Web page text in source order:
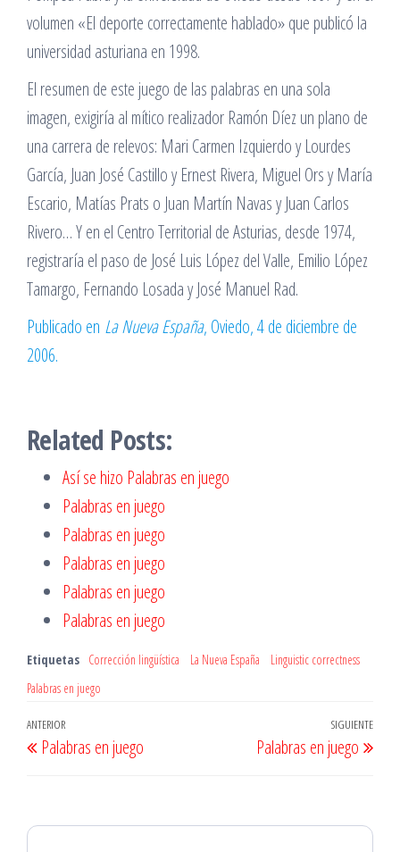
volumen «El deporte correctamente hablado» que publicó la
universidad asturiana en 1998.
El resumen de este juego de las palabras en una sola
imagen, exigiría al mítico realizador Ramón Díez un plano de
una carrera de relevos: Mari Carmen Izquierdo y Lourdes
García, Juan José Castillo y Ernest Rivera, Miguel Ors y María
Escario, Matías Prats o Juan Martín Navas y Juan Carlos
Rivero… Y en el Centro Territorial de Asturias, desde 1974,
registraría el paso de José Luis López del Valle, Emilio López
Tamargo, Fernando Losada y José Manuel Rad.
Publicado en La Nueva España, Oviedo, 4 de diciembre de
2006.
Related Posts:
Así se hizo Palabras en juego
Palabras en juego
Palabras en juego
Palabras en juego
Palabras en juego
Palabras en juego
Etiquetas Corrección lingüística La Nueva España
Linguistic correctness
Palabras en juego
Navegación
de
Entrada
anterior
ANTERIOR
Palabras en juego
SIGUIENTE
Palabras en juego